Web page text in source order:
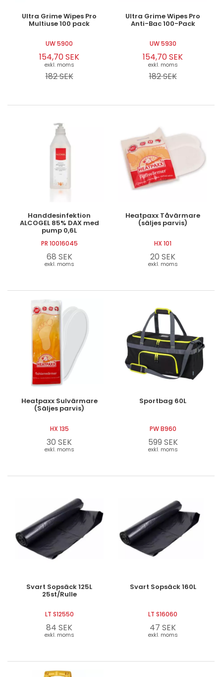
Logga in
Ultra Grime Wipes Pro
Multiuse 100 pack
UW 5900
154,70 SEK
exkl. moms
182 SEK
Ultra Grime Wipes Pro
Anti-Bac 100-Pack
UW 5930
154,70 SEK
exkl. moms
182 SEK
Handdesinfektion
ALCOGEL 85% DAX med
pump 0,6L
PR 10016045
68 SEK
exkl. moms
Heatpaxx Tåvärmare
(säljes parvis)
HX 101
20 SEK
exkl. moms
Heatpaxx Sulvärmare
(Säljes parvis)
HX 135
30 SEK
exkl. moms
Sportbag 60L
PW B960
599 SEK
exkl. moms
Svart Sopsäck 125L
25st/Rulle
LT S12550
84 SEK
exkl. moms
Svart Sopsäck 160L
LT S16060
47 SEK
exkl. moms